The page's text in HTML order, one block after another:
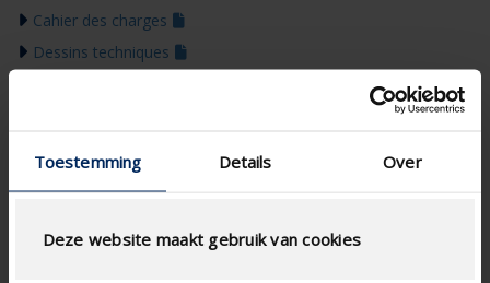
Toestemming Details Over
Deze website maakt gebruik van cookies
Cahier des charges
Dessins techniques